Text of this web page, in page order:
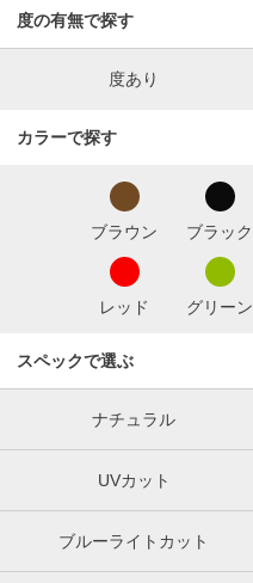
度の有無で探す
度あり
カラーで探す
ブラウン ブラック
レッド グリーン
スペックで選ぶ
ナチュラル
UVカット
ブルーライトカット